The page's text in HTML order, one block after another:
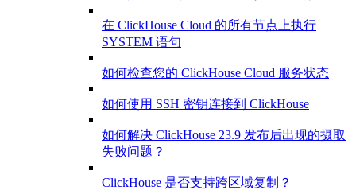
在 ClickHouse Cloud 的所有节点上执行
SYSTEM 语句
如何检查您的 ClickHouse Cloud 服务状态
如何使用 SSH 密钥连接到 ClickHouse
如何解决 ClickHouse 23.9 发布后出现的摄取
失败问题？
ClickHouse 是否支持跨区域复制？